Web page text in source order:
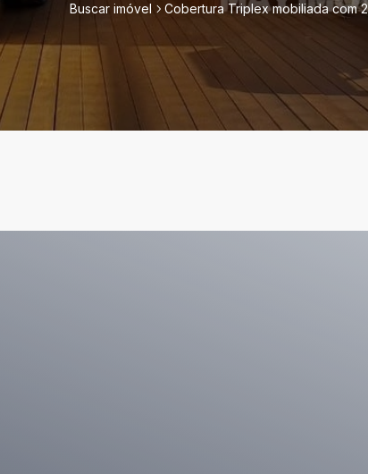
Buscar imóvel Cobertura Triplex mobiliada com